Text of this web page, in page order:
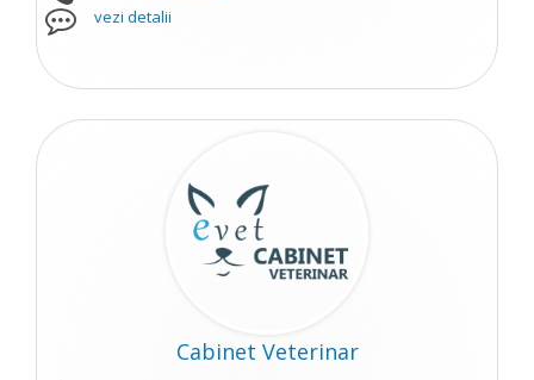
vezi detalii
Cabinet Veterinar